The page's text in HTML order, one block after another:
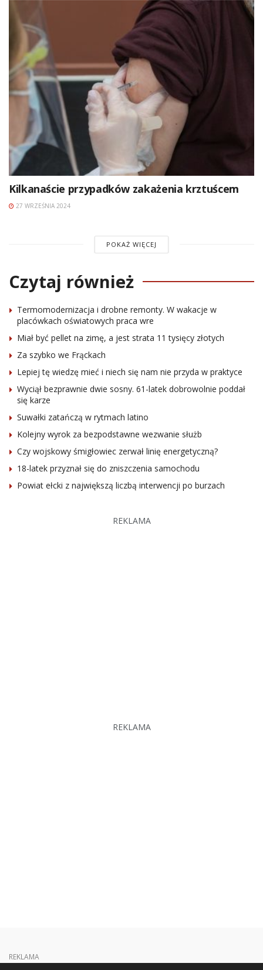
Kilkanaście przypadków zakażenia krztuścem
27 WRZEŚNIA 2024
POKAŻ WIĘCEJ
Czytaj również
Termomodernizacja i drobne remonty. W wakacje w
placówkach oświatowych praca wre
Miał być pellet na zimę, a jest strata 11 tysięcy złotych
Za szybko we Frąckach
Lepiej tę wiedzę mieć i niech się nam nie przyda w praktyce
Wyciął bezprawnie dwie sosny. 61-latek dobrowolnie poddał
się karze
Suwałki zatańczą w rytmach latino
Kolejny wyrok za bezpodstawne wezwanie służb
Czy wojskowy śmigłowiec zerwał linię energetyczną?
18-latek przyznał się do zniszczenia samochodu
Powiat ełcki z największą liczbą interwencji po burzach
REKLAMA
REKLAMA
REKLAMA